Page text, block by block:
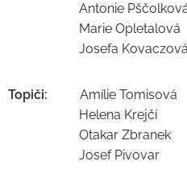
Antonie
Marie Opletalová
Josefa Kovaczová
Topiči: Amílie Tomisová
Helena Krejčí
Otakar Zbranek
Josef Pivovar